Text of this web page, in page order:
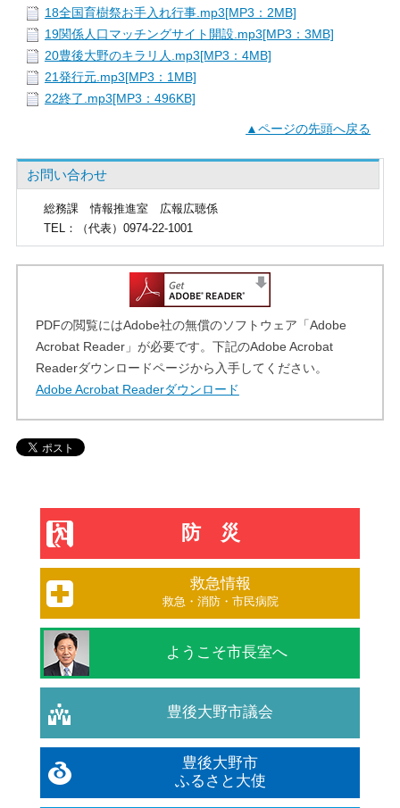
18全国育樹祭お手入れ行事.mp3[MP3：2MB]
19関係人口マッチングサイト開設.mp3[MP3：3MB]
20豊後大野のキラリ人.mp3[MP3：4MB]
21発行元.mp3[MP3：1MB]
22終了.mp3[MP3：496KB]
▲ページの先頭へ戻る
お問い合わせ
総務課
情報推進室 広報広聴係
TEL ：（代表）0974-22-1001
PDFの閲覧にはAdobe社の無償のソフトウェア「Adobe
Acrobat Reader」が必要です。下記のAdobe Acrobat
Readerダウンロードページから入手してください。
Adobe Acrobat Readerダウンロード
防災
救急情報
救急・消防・市民病院
ようこそ市長室へ
豊後大野市議会
豊後大野市
ふるさと大使